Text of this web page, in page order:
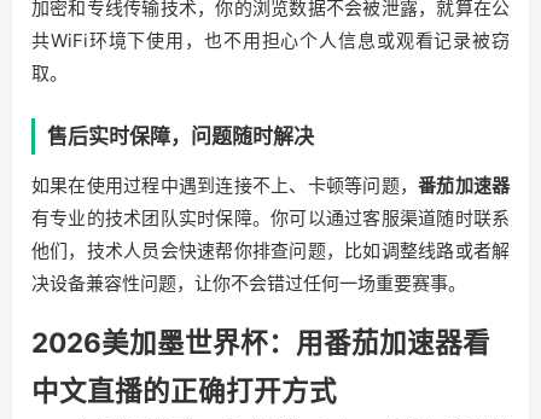
加密和专线传输技术，你的浏览数据不会被泄露，就算在公
共WiFi环境下使用，也不用担心个人信息或观看记录被窃
取。
售后实时保障，问题随时解决
如果在使用过程中遇到连接不上、卡顿等问题，番茄加速器
有专业的技术团队实时保障。你可以通过客服渠道随时联系
他们，技术人员会快速帮你排查问题，比如调整线路或者解
决设备兼容性问题，让你不会错过任何一场重要赛事。
2026美加墨世界杯：用番茄加速器看
中文直播的正确打开方式